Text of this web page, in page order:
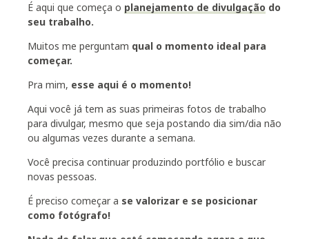
É aqui que começa o planejamento de divulgação do
seu trabalho.
Muitos me perguntam qual o momento ideal para
começar.
Pra mim, esse aqui é o momento!
Aqui você já tem as suas primeiras fotos de trabalho
para divulgar, mesmo que seja postando dia sim/dia não
ou algumas vezes durante a semana.
Você precisa continuar produzindo portfólio e buscar
novas pessoas.
É preciso começar a se valorizar e se posicionar
como fotógrafo!